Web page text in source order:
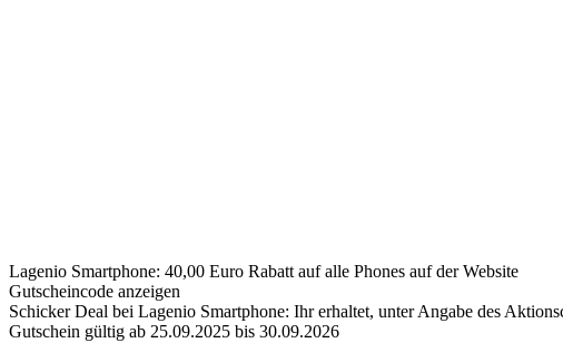
Lagenio Smartphone: 40,00 Euro Rabatt auf alle Phones auf der Website
Gutscheincode anzeigen
Schicker Deal bei Lagenio Smartphone: Ihr erhaltet, unter Angabe des
Gutschein gültig ab 25.09.2025 bis 30.09.2026